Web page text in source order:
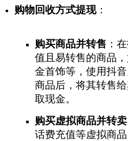
购物回收方式提现：
购买商品并转售 ：
值且易转售的商品
金首饰等，使用抖
商品后，将其转售
取现金。
购买虚拟商品并转卖
话费充值等虚拟商